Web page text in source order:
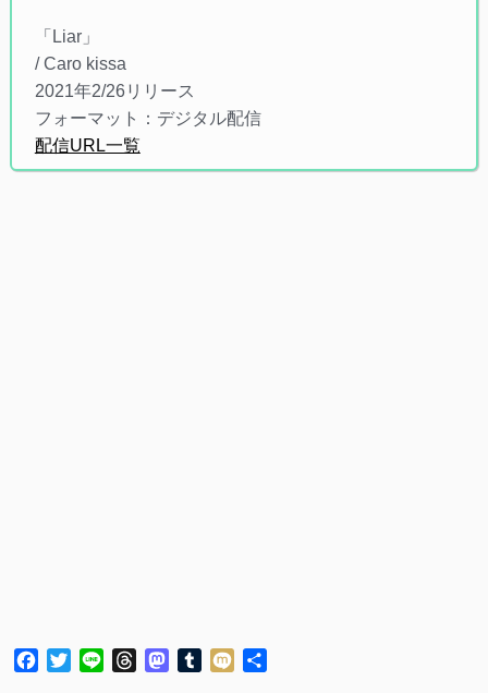
「Liar」
/ Caro kissa
2021年2/26リリース
フォーマット：デジタル配信
配信URL一覧
Facebook
TwitterLine ThreadsMastodon
Tumblr
Mixi